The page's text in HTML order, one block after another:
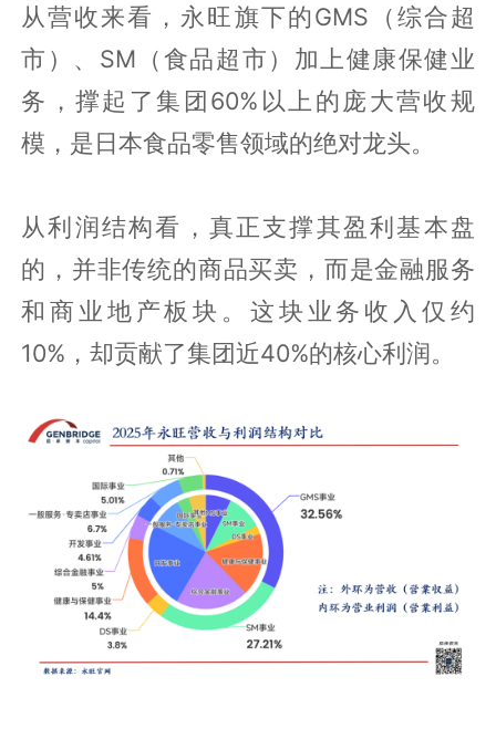
从营收来看，永旺旗下的GMS（综合超
市）、SM（食品超市）加上健康保健业
务，撑起了集团60%以上的庞大营收规
模，是日本食品零售领域的绝对龙头。
从利润结构看，真正支撑其盈利基本盘
的，并非传统的商品买卖，而是金融服务
和商业地产板块。这块业务收入仅约
10%，却贡献了集团近40%的核心利润。